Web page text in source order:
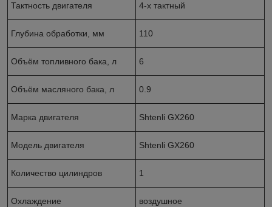
Тактность двигателя 4-х тактный
Глубина обработки, мм 110
Объём топливного бака, л 6
Объём масляного бака, л 0.9
Марка двигателя Shtenli GX260
Модель двигателя Shtenli GX260
Количество цилиндров 1
Охлаждение воздушное